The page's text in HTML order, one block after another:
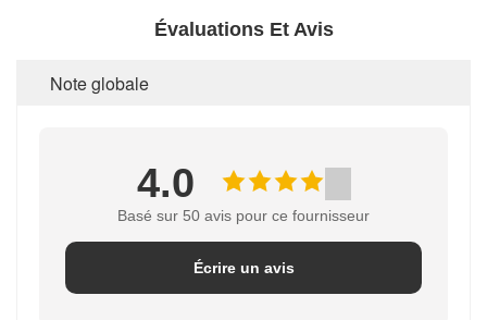
Évaluations Et Avis
Note globale
4.0
Basé sur 50 avis pour ce fournisseur
Écrire un avis